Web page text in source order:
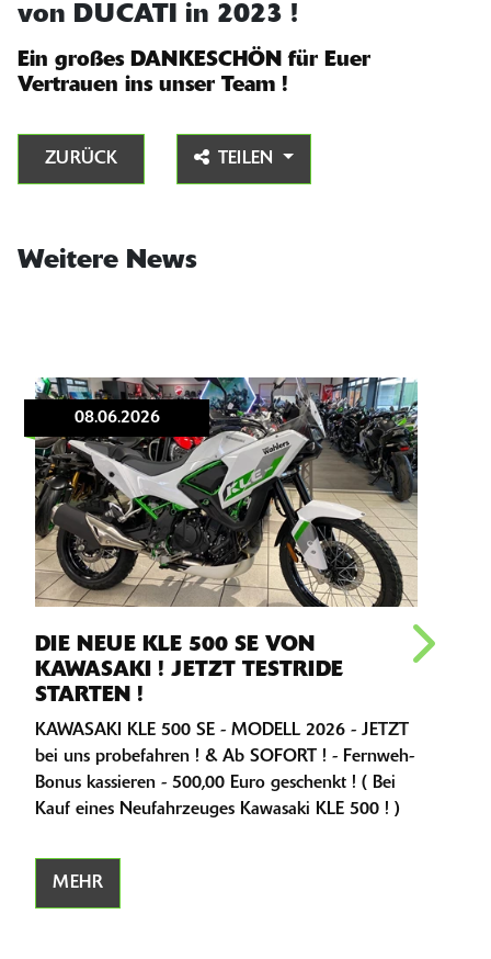
von DUCATI in 2023 !
Ein großes DANKESCHÖN für Euer
Vertrauen ins unser Team !
ZURÜCK TEILEN
Weitere News
08.06.2026
DIE NEUE KLE 500 SE VON
KAWASAKI ! JETZT TESTRIDE
STARTEN !
KAWASAKI KLE 500 SE - MODELL 2026 - JETZT
bei uns probefahren ! & Ab SOFORT ! - Fernweh-
Bonus kassieren - 500,00 Euro geschenkt ! ( Bei
Kauf eines Neufahrzeuges Kawasaki KLE 500 ! )
MEHR